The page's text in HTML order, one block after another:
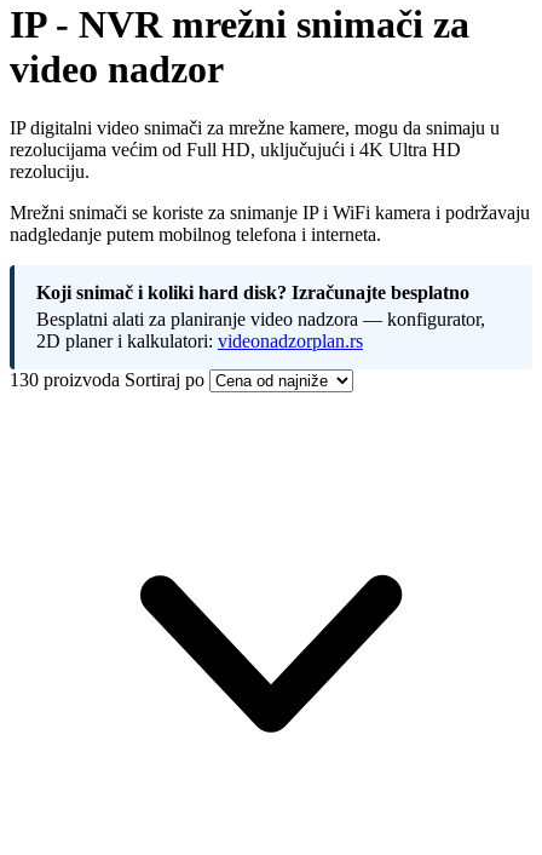
IP - NVR mrežni snimači za
video nadzor
IP digitalni video snimači za mrežne kamere, mogu da snimaju u
rezolucijama većim od Full HD, uključujući i 4K Ultra HD
rezoluciju.
Mrežni snimači se koriste za snimanje IP i WiFi kamera i podržavaju
nadgledanje putem mobilnog telefona i interneta.
Koji snimač i koliki hard disk? Izračunajte besplatno
Besplatni alati za planiranje video nadzora — konfigurator,
2D planer i kalkulatori: videonadzorplan.rs
130 proizvoda Sortiraj po